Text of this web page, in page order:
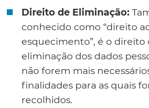
Direito de Eliminação:
conhecido como “direito
esquecimento”, é o direito
eliminação dos dados
não forem mais
finalidades para as quais
recolhidos.